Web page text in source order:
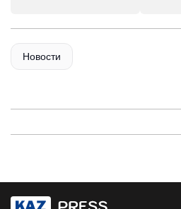
Новости